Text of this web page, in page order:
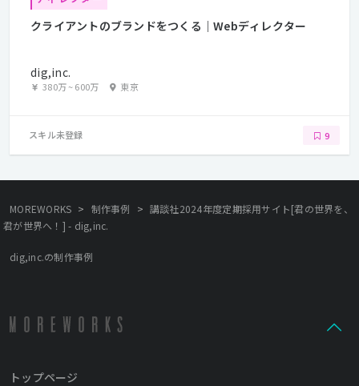
クライアントのブランドをつくる｜Webディレクター
dig,inc.
380万~600万 東京
スキル未登録 9
MOREWORKS > 制作事例 > 講談社2024年度定期採用サイト[君の世界を、
君が世界へ！] - dig,inc.
dig,inc.の制作事例
トップページ